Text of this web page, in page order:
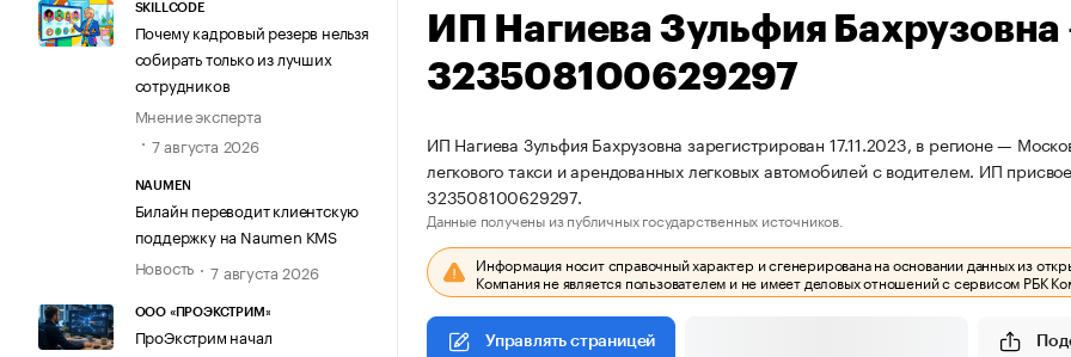
SKILLCODE
Почему кадровый резерв нельзя
собирать только из лучших
сотрудников
Мнение эксперта
7 августа 2026
NAUMEN
Билайн переводит клиентскую
поддержку на Naumen KMS
Новость
7 августа 2026
ООО «ПРОЭКСТРИМ»
ПроЭкстрим начал
ИП Нагиева Зульфия
323508100629297
ИП Нагиева Зульфия Бахрузовна зарегистрирован 17.11.2023, в регионе —
легкового такси и арендованных легковых автомобилей с водителем. ИП
323508100629297.
Данные получены из публичных государственных источников.
Информация носит справочный характер и сгенерирована на основании данных из
Компания не является пользователем и не имеет деловых отношений с сервисом РБК
Управлять страницей